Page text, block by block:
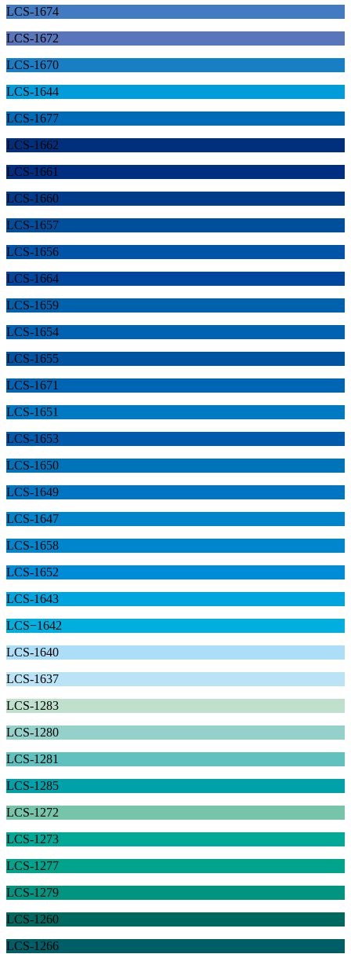
LCS-1674
LCS-1672
LCS-1670
LCS-1644
LCS-1677
LCS-1662
LCS-1661
LCS-1660
LCS-1657
LCS-1656
LCS-1664
LCS-1659
LCS-1654
LCS-1655
LCS-1671
LCS-1651
LCS-1653
LCS-1650
LCS-1649
LCS-1647
LCS-1658
LCS-1652
LCS-1643
LCS−1642
LCS-1640
LCS-1637
LCS-1283
LCS-1280
LCS-1281
LCS-1285
LCS-1272
LCS-1273
LCS-1277
LCS-1279
LCS-1260
LCS-1266